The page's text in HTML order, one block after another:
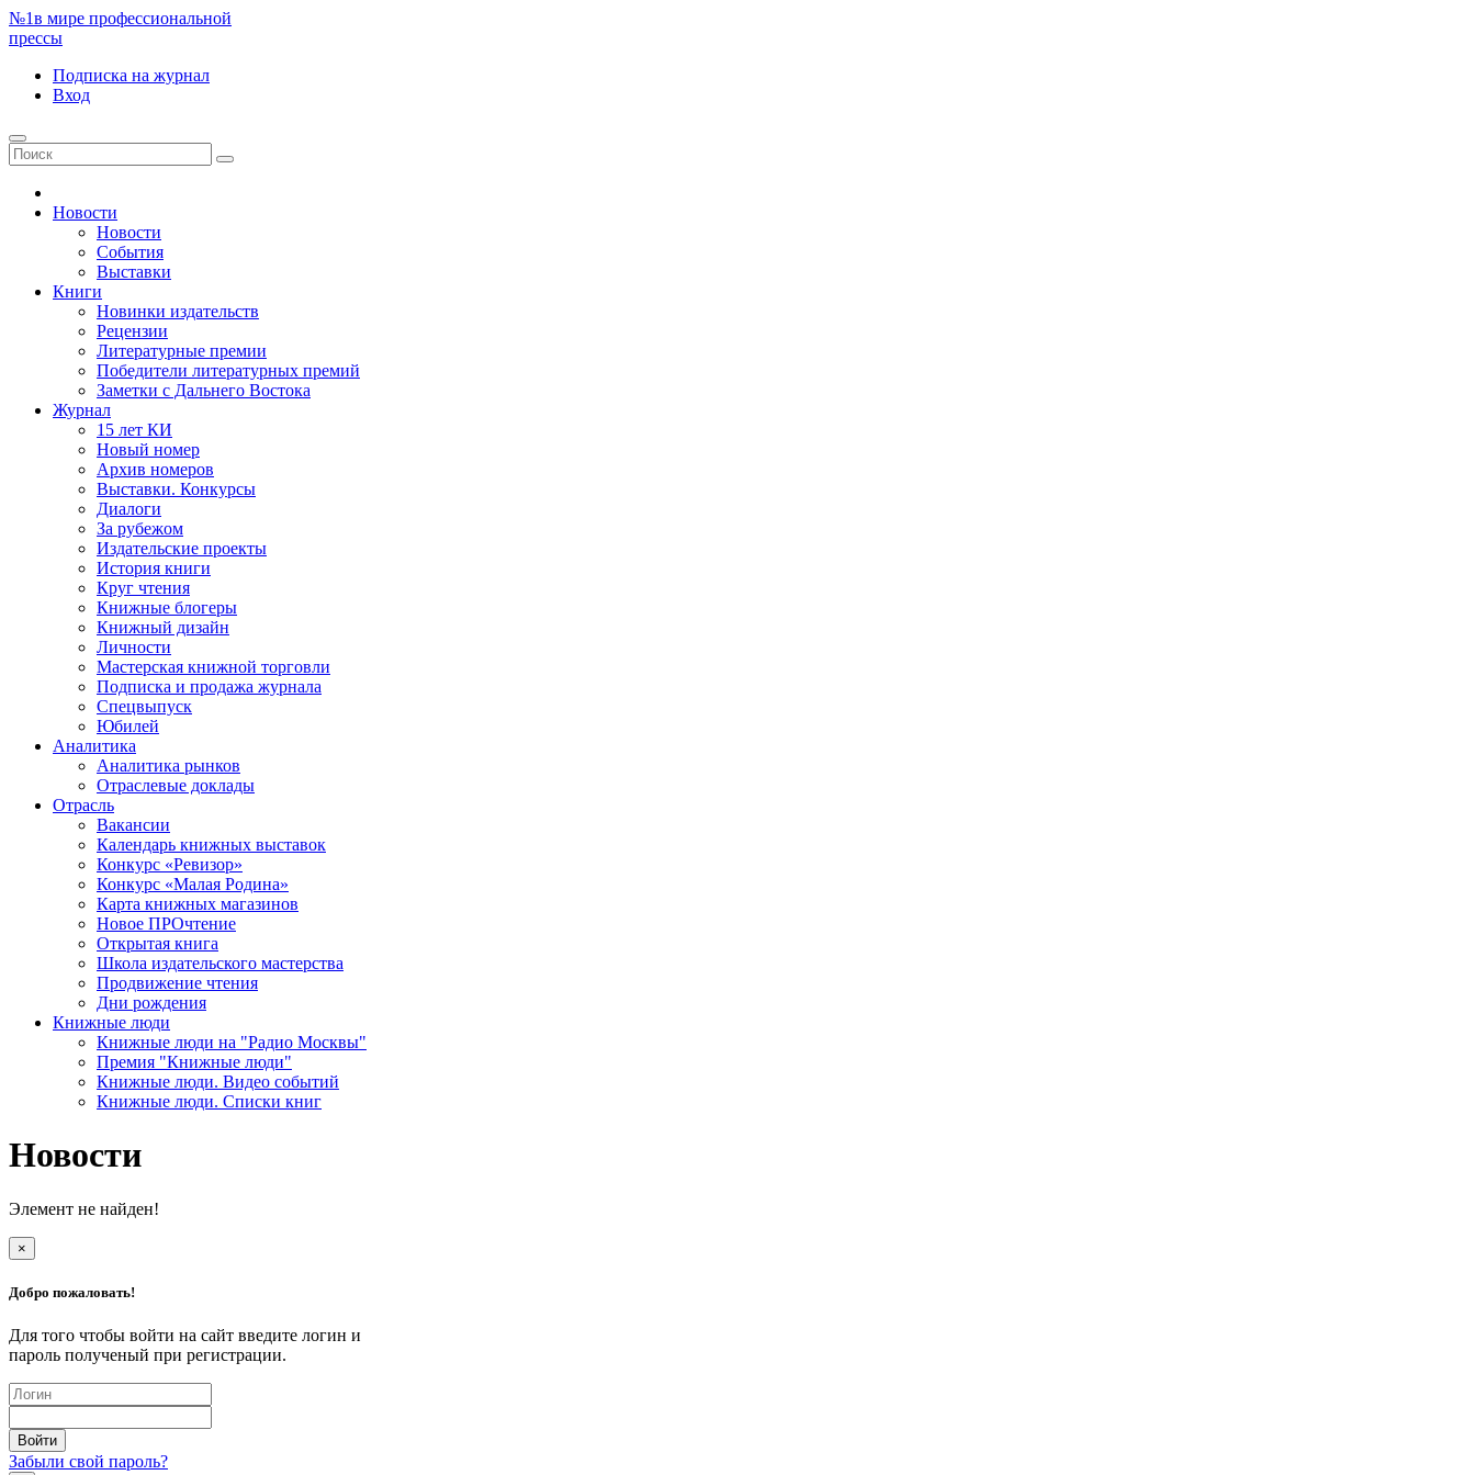
№1в мире профессиональной
прессы
Подписка на журнал
Вход
Новости
Новости
События
Выставки
Книги
Новинки издательств
Рецензии
Литературные премии
Победители литературных премий
Заметки с Дальнего Востока
Журнал
15 лет КИ
Новый номер
Архив номеров
Выставки. Конкурсы
Диалоги
За рубежом
Издательские проекты
История книги
Круг чтения
Книжные блогеры
Книжный дизайн
Личности
Мастерская книжной торговли
Подписка и продажа журнала
Спецвыпуск
Юбилей
Аналитика
Аналитика рынков
Отраслевые доклады
Отрасль
Вакансии
Календарь книжных выставок
Конкурс «Ревизор»
Конкурс «Малая Родина»
Карта книжных магазинов
Новое ПРОчтение
Открытая книга
Школа издательского мастерства
Продвижение чтения
Дни рождения
Книжные люди
Книжные люди на "Радио Москвы"
Премия "Книжные люди"
Книжные люди. Видео событий
Книжные люди. Списки книг
Новости
Элемент не найден!
×
Добро пожаловать!
Для того чтобы войти на сайт введите логин и
пароль полученый при регистрации.
Забыли свой пароль?